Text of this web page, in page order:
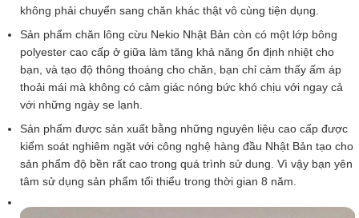
không phải chuyển sang chăn khác thật vô cùng tiện dụng.
Sản phẩm chăn lông cừu Nekio Nhật Bản còn có một lớp bông
polyester cao cấp ở giữa làm tăng khả năng ổn định nhiệt cho
bạn, và tạo độ thông thoáng cho chăn, bạn chỉ cảm thấy ấm áp
thoải mái mà không có cảm giác nóng bức khó chịu với ngay cả
với những ngày se lạnh.
Sản phẩm được sản xuất bằng những nguyên liệu cao cấp được
kiểm soát nghiêm ngặt với công nghệ hàng đầu Nhật Bản tạo cho
sản phẩm độ bền rất cao trong quá trình sử dung. Vì vậy bạn yên
tâm sử dụng sản phẩm tối thiểu trong thời gian 8 năm.